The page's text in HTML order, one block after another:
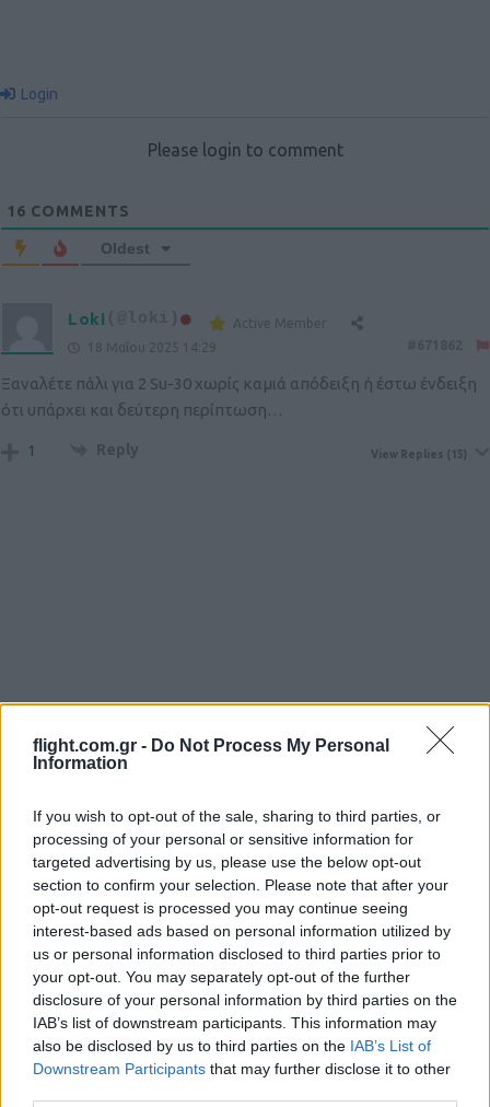
flight.com.gr - Do Not Process My Personal
Information
If you wish to opt-out of the sale, sharing to third parties, or
processing of your personal or sensitive information for
targeted advertising by us, please use the below opt-out
section to confirm your selection. Please note that after your
opt-out request is processed you may continue seeing
interest-based ads based on personal information utilized by
us or personal information disclosed to third parties prior to
your opt-out. You may separately opt-out of the further
disclosure of your personal information by third parties on the
IAB’s list of downstream participants. This information may
also be disclosed by us to third parties on the IAB’s List of
Downstream Participants that may further disclose it to other
Ροή Ειδήσεων
Στη Δικαιοσύνη σήμερα η 46χρονη που
Login
Please login to comment
16 COMMENTS
Oldest
Loki
Active Member
18 Μαΐου 2025 14:29
Ξαναλέτε πάλι για 2 Su-30 χωρίς καμιά απόδειξη ή έστω ένδειξη
ότι υπάρχει και δεύτερη περίπτωση…
1 Reply View Replies (15)